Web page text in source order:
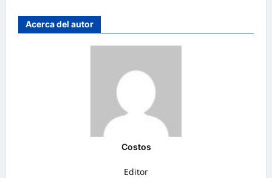
Acerca del autor
Costos
Editor